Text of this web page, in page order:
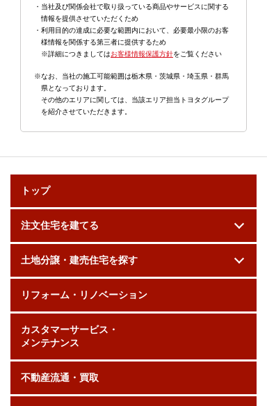
・当社及び関係会社で取り扱っている商品やサービスに関する
情報を提供させていただくため
・利用目的の達成に必要な範囲内において、必要最小限のお客
様情報を関係する第三者に提供するため
※詳細につきましてはお客様情報保護方針をご覧ください
※なお、当社の施工可能範囲は栃木県・茨城県・埼玉県・群馬
県となっております。
その他のエリアに関しては、当該エリア担当トヨタグループ
を紹介させていただきます。
トップ
注文住宅を建てる
土地分譲・建売住宅を探す
リフォーム・リノベーション
カスタマーサービス・
メンテナンス
不動産流通・買取